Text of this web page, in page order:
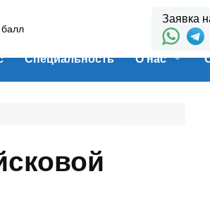
балл
Заявка
Специальность О нас